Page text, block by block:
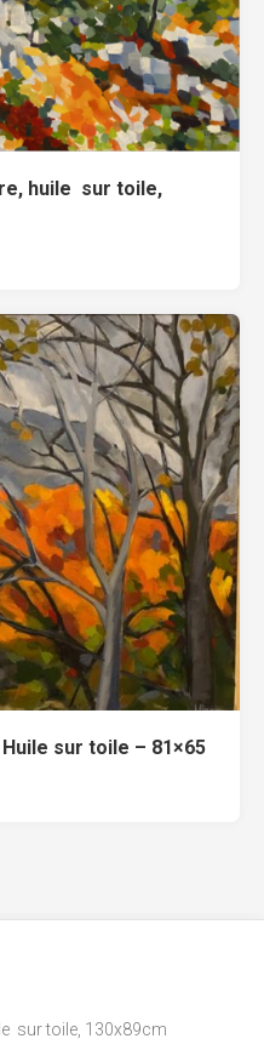
huile sur toile,
sur toile – 81×65
sur toile, 130x89cm